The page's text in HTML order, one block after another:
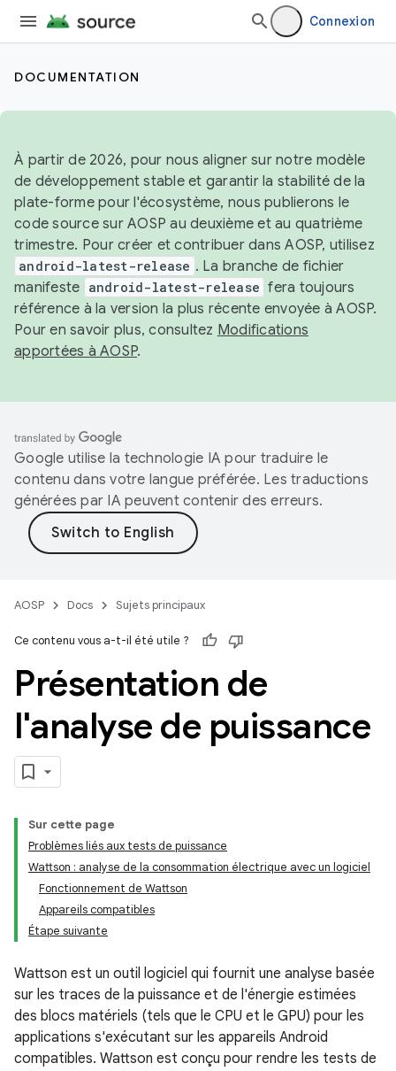
Connexion
DOCUMENTATION
À partir de 2026, pour nous aligner sur notre modèle
de développement stable et garantir la stabilité de la
plate-forme pour l'écosystème, nous publierons le
code source sur AOSP au deuxième et au quatrième
trimestre. Pour créer et contribuer dans AOSP, utilisez
android-latest-release . La branche de fichier
manifeste android-latest-release fera toujours
référence à la version la plus récente envoyée à AOSP.
Pour en savoir plus, consultez Modifications
apportées à AOSP.
Google utilise la technologie IA pour traduire le
contenu dans votre langue préférée. Les traductions
générées par IA peuvent contenir des erreurs.
AOSP Docs Sujets principaux
Ce contenu vous a-t-il été utile ?
Présentation de
l'analyse de puissance
Sur cette page
Problèmes liés aux tests de puissance
Wattson : analyse de la consommation électrique avec un logiciel
Fonctionnement de Wattson
Appareils compatibles
Étape suivante
Wattson est un outil logiciel qui fournit une analyse basée
sur les traces de la puissance et de l'énergie estimées
des blocs matériels (tels que le CPU et le GPU) pour les
applications s'exécutant sur les appareils Android
compatibles. Wattson est conçu pour rendre les tests de